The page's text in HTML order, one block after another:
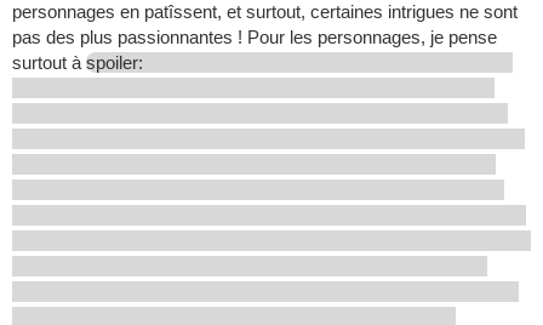
personnages en patîssent, et surtout, certaines intrigues ne sont
pas des plus passionnantes ! Pour les personnages, je pense
surtout à spoiler: